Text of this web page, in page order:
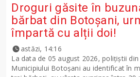
Droguri găsite în
bărbat din Botoșani,
împartă cu alții doi!
astăzi, 14:16
La data de 05 august 2026, polițiștii
Municipiului Botoșani au identificat în